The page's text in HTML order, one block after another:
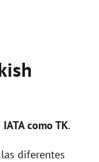
como TK.
diferentes